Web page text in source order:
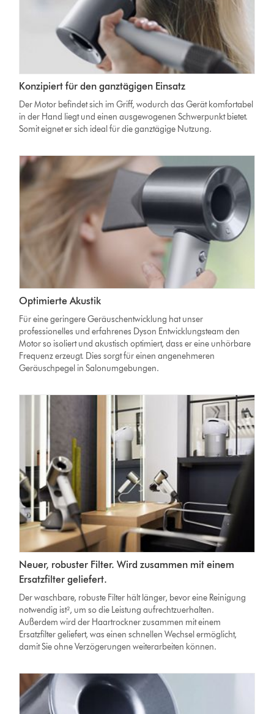
Konzipiert für den ganztägigen Einsatz
Der Motor befindet sich im Griff, wodurch das Gerät komfortabel
in der Hand liegt und einen ausgewogenen Schwerpunkt bietet.
Somit eignet er sich ideal für die ganztägige Nutzung.
Optimierte Akustik
Für eine geringere Geräuschentwicklung hat unser
professionelles und erfahrenes Dyson Entwicklungsteam den
Motor so isoliert und akustisch optimiert, dass er eine unhörbare
Frequenz erzeugt. Dies sorgt für einen angenehmeren
Geräuschpegel in Salonumgebungen.
Neuer, robuster Filter. Wird zusammen mit einem
Ersatzfilter geliefert.
Der waschbare, robuste Filter hält länger, bevor eine Reinigung
notwendig ist², um so die Leistung aufrechtzuerhalten.
Außerdem wird der Haartrockner zusammen mit einem
Ersatzfilter geliefert, was einen schnellen Wechsel ermöglicht,
damit Sie ohne Verzögerungen weiterarbeiten können.